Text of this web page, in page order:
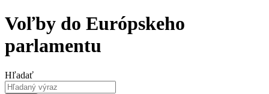
Voľby do Európskeho
parlamentu
Hľadať